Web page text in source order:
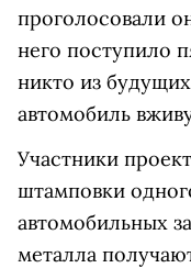
проголосовали
него поступило
никто из
автомобиль
Участники
штамповки
автомобильных
металла